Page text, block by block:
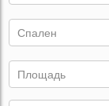
Спален
Площадь